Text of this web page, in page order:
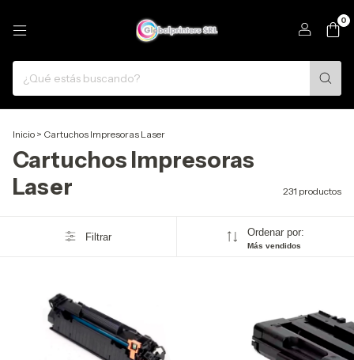
0
Inicio > Cartuchos Impresoras Laser
Cartuchos Impresoras
Laser
231 productos
Filtrar Ordenar por:
Más vendidos